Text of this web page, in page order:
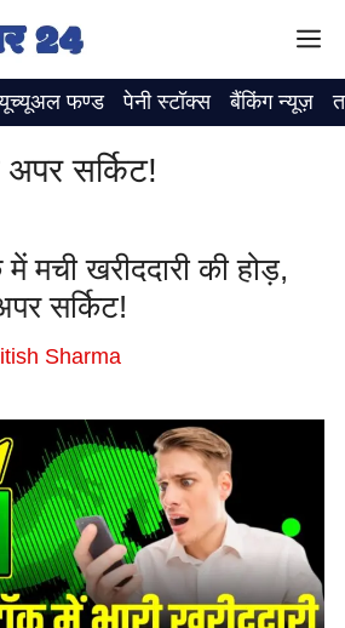
फण्ड पेनी स्टॉक्स बैंकिंग न्यूज़
सर्किट!
मची खरीददारी की होड़,
सर्किट!
Sharma